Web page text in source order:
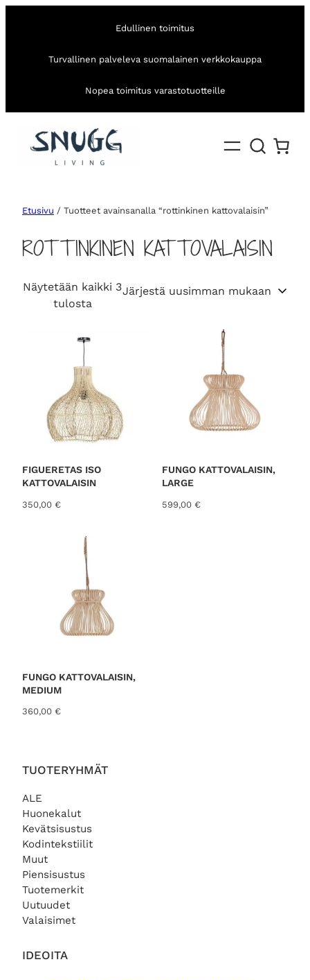
Edullinen toimitus
Turvallinen palveleva suomalainen verkkokauppa
Nopea toimitus varastotuotteille
TUOTERYHMÄT
ALE
Huonekalut
Kevätsisustus
Kodintekstiilit
Muut
Piensisustus
Tuotemerkit
Uutuudet
Valaisimet
IDEOITA
Etusivu / Tuotteet avainsanalla “rottinkinen kattovalaisin”
ROTTINKINEN KATTOVALAISIN
Näytetään kaikki 3
tulostaS
e
d
b
y
l
t
e
FIGUERETAS ISO
KATTOVALAISIN
350,00 €
FUNGO KATTOVALAISIN,
LARGE
599,00 €
FUNGO KATTOVALAISIN,
MEDIUM
360,00 €